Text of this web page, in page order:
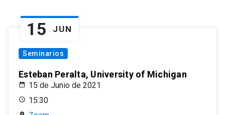
15 JUN
Seminarios
Esteban Peralta, University of Michigan
15 de Junio de 2021
15:30